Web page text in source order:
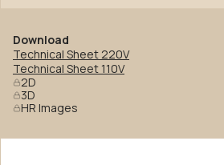
Download
Technical Sheet 220V
Technical Sheet 110V
2D
3D
HR Images